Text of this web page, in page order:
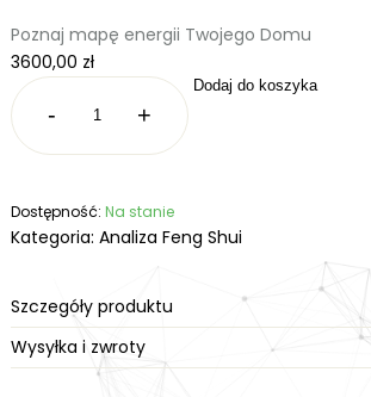
Poznaj mapę energii Twojego Domu
3600,00 zł
-
ilość
Analiza
shui
nieruchomości
120m2
+
Dodaj do koszyka
Dostępność: Na stanie
Kategoria: Analiza Feng Shui
Szczegóły produktu
Wysyłka i zwroty